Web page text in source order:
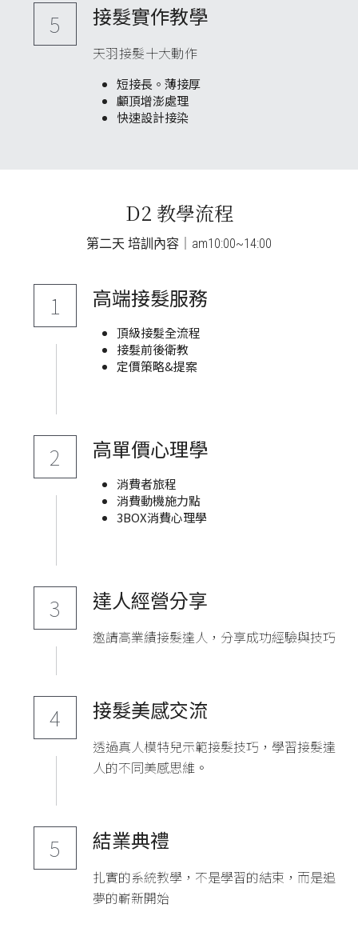
5 接髮實作教學
天羽接髮十大動作
短接長。薄接厚
顱頂增澎處理
快速設計接染
D2 教學流程
第二天 培訓內容｜am10:00~14:00
1 高端接髮服務
頂級接髮全流程
接髮前後衛教
定價策略&提案
2 高單價心理學
消費者旅程
消費動機施力點
3BOX消費心理學
3 達人經營分享
邀請高業績接髮達人，分享成功經驗與技巧
4 接髮美感交流
透過真人模特兒示範接髮技巧，學習接髮達
人的不同美感思維。
5 結業典禮
扎實的系統教學，不是學習的結束，而是追
夢的嶄新開始